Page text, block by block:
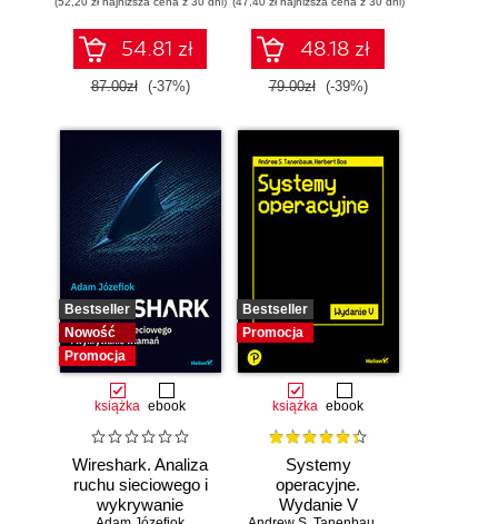
potencjał inżynierii
promptów z
technologiami
OpenAI dla
zwiększenia
kreatywności.
Wydanie II
54.81 zł
87.00zł (-37%)
dowodów
elektronicznych dla
początkujących.
Wydanie II
48.18 zł
79.00zł (-39%)
Bestseller
Nowość
Promocja
książka ebook
Wireshark. Analiza
ruchu sieciowego i
wykrywanie
Bestseller
Promocja
książka ebook
Systemy
operacyjne.
Wydanie V